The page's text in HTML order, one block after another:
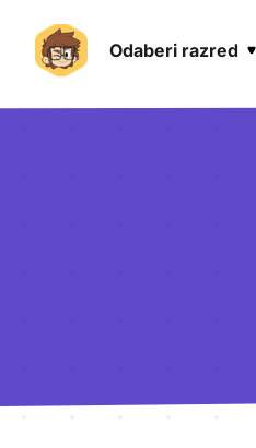
Odaberi razred